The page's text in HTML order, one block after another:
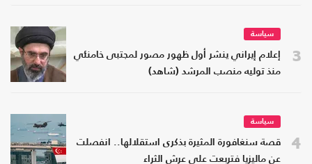
3
سياسة
إعلام إيراني ينشر أول ظهور مصور لمجتبى خامنئي
منذ توليه منصب المرشد (شاهد)
4
سياسة
قصة سنغافورة المثيرة بذكرى استقلالها.. انفصلت
عن ماليزيا فتربعت على عرش الثراء